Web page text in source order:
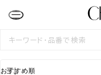
検